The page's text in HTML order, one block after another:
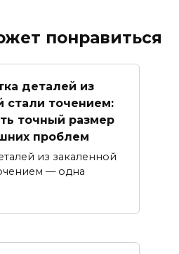
понравиться
деталей из
стали точением:
точный размер
проблем
из закаленной
— одна